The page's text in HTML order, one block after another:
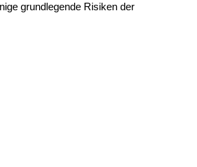
grundlegende Risiken der